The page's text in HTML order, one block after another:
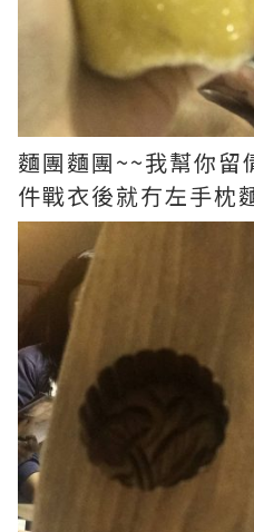
麵團麵團~~我幫你
件戰衣後就冇左手枕